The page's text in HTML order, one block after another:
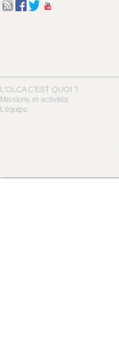
L'OLCA C'EST QUOI ?
Missions et activités
L’équipe